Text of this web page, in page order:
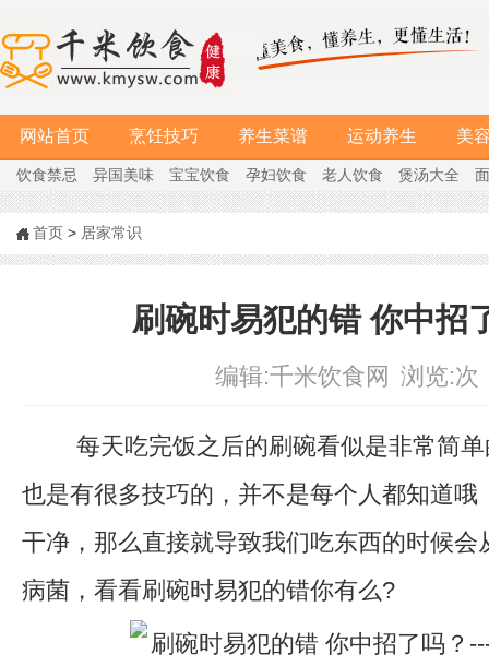
网站首页 烹饪技巧 养生菜谱 运动养生 美
饮食禁忌 异国美味 宝宝饮食 孕妇饮食 老人饮食 煲汤大全
首页 > 居家常识
刷碗时易犯的错 你中招
编辑:千米饮食网 浏览:次
每天吃完饭之后的刷碗看似是非常简单
也是有很多技巧的，并不是每个人都知道哦
干净，那么直接就导致我们吃东西的时候会
病菌，看看刷碗时易犯的错你有么?